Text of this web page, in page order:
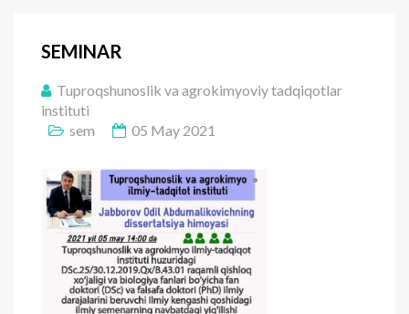
SEMINAR
Tuproqshunoslik va agrokimyoviy tadqiqotlar
instituti
sem
05 May 2021